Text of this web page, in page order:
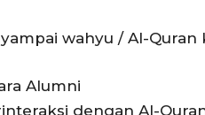
wahyu / Al-Quran
Alumni
dengan Al-